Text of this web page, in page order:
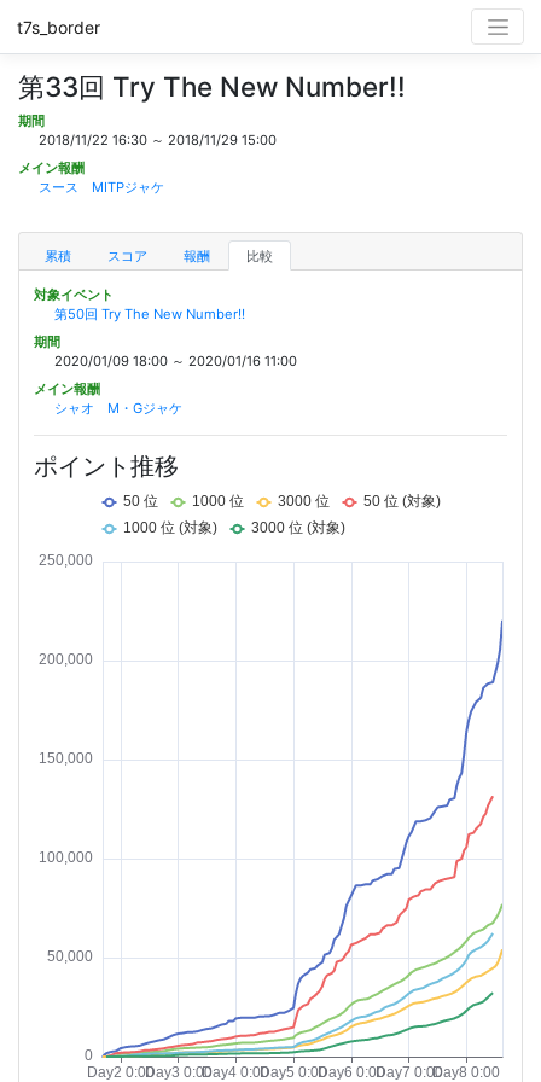
t7s_border
第33回 Try The New Number!!
期間
2018/11/22 16:30 ～ 2018/11/29 15:00
メイン報酬
スース MITPジャケ
累積 スコア 報酬 比較
対象イベント
第50回 Try The New Number!!
期間
2020/01/09 18:00 ～ 2020/01/16 11:00
メイン報酬
シャオ M・Gジャケ
ポイント推移